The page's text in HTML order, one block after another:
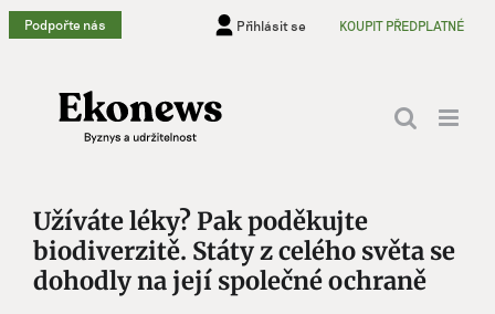
Přeskočit
na
Podpořte nás Přihlásit se KOUPIT PŘEDPLATNÉ
Užíváte léky? Pak poděkujte
biodiverzitě. Státy z celého světa se
dohodly na její společné ochraně